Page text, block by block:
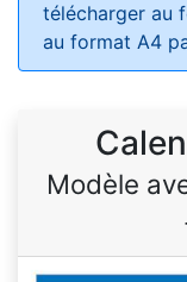
télécharger au
au format A4
Modèle